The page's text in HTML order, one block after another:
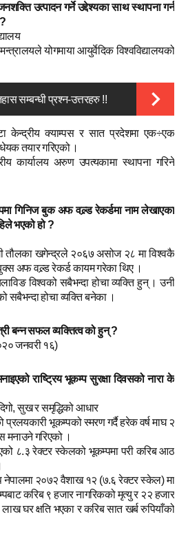
उत्पादन गर्ने उद्देश्यका साथ स्थापना गर्न
मन्त्रालयले योगमाया आयुर्वेदिक विश्वविद्यालयको
सम्बन्धी प्रश्न-उत्तरहरु !!
केन्द्रीय क्याम्पस र सात प्रदेशमा एक÷एक
तयार गरिएको ।
कार्यालय अरुण उपत्यकामा स्थापना गरिने
गिनिज बुक अफ वल्र्ड रेकर्डमा नाम लेखाएका
भएको हो ?
तौलका खगेन्द्रले २०६७ असोज २८ मा विश्वकै
अफ वल्र्ड रेकर्ड कायम गरेका थिए ।
विश्वको सबैभन्दा होचा व्यक्ति हुन् । उनी
सबैभन्दा होचा व्यक्ति बनेका ।
बन्न सफल व्यक्तित्व को हुन् ?
जनवरी १६)
राष्ट्रिय भूकम्प सुरक्षा दिवसको नाराके
सुख र समृद्धिको आधार
भूकम्पको स्मरण गर्दै हरेक वर्ष माघ २
मनाउने गरिएको ।
८.३ रेक्टर स्केलको भूकम्पमा परी करिब आठ
नेपालमा २०७२ वैशाख १२ (७.६ रेक्टर स्केल) मा
करिब ९ हजार नागरिकको मृत्यु र २२ हजार
घर क्षति भएका र करिब सात खर्ब रुपियाँको